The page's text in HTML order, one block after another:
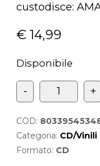
custodisce:
€ 14,99
Disponibile
- +
COD:
Categoria: CD/Vinili
Formato: CD